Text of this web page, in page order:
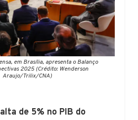
em Brasília, apresenta o Balanço
2025 (Crédito: Wenderson
Araujo/Trilix/CNA)
de 5% no PIB do